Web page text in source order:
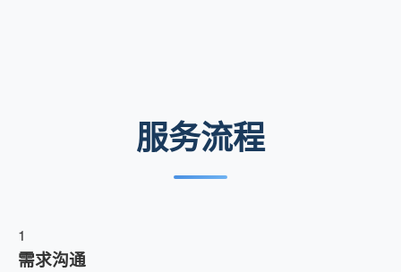
服务流程
1
需求沟通